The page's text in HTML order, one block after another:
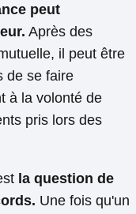
peut
Après des
il peut être
de se faire
à la volonté de
pris lors des
la question de
Une fois qu'un